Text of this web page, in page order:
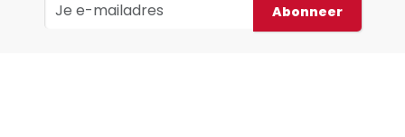
Abonneer